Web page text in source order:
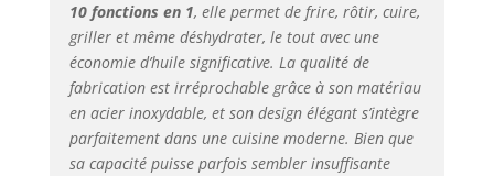
10 fonctions en 1, elle permet de frire, rôtir, cuire,
griller et même déshydrater, le tout avec une
économie d’huile significative. La qualité de
fabrication est irréprochable grâce à son matériau
en acier inoxydable, et son design élégant s’intègre
parfaitement dans une cuisine moderne. Bien que
sa capacité puisse parfois sembler insuffisante